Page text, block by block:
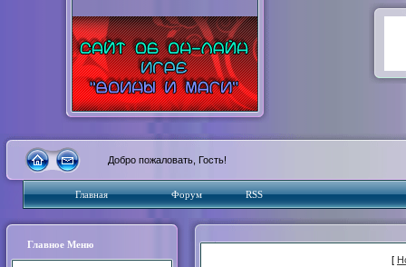
Добро пожаловать, Гость!
Главная Форум RSS
Главное Меню
[